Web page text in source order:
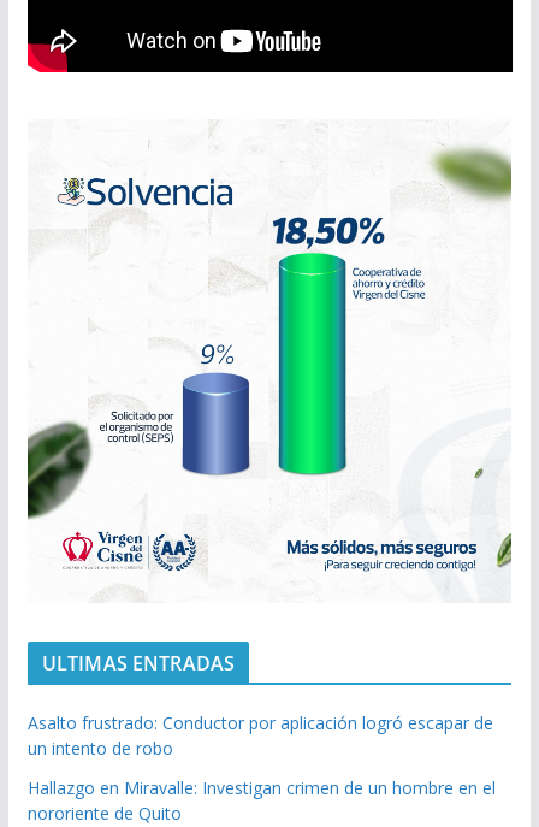
ULTIMAS ENTRADAS
Asalto frustrado: Conductor por aplicación logró escapar de
un intento de robo
Hallazgo en Miravalle: Investigan crimen de un hombre en el
nororiente de Quito